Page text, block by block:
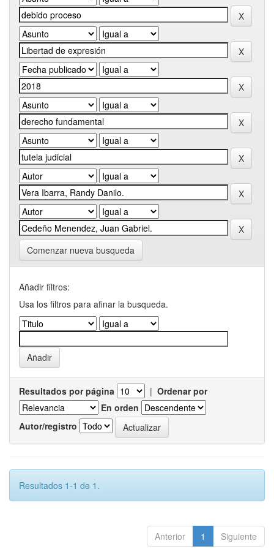
Comenzar nueva busqueda
Añadir filtros:
Usa los filtros para afinar la busqueda.
Resultados por página | Ordenar por
En orden
Autor/registro
Resultados 1-1 de 1.
Anterior 1 Siguiente